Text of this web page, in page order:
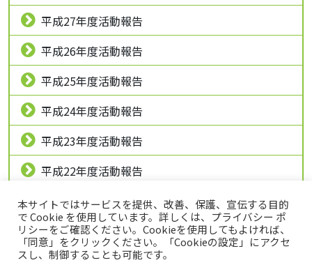
平成27年度活動報告
平成26年度活動報告
平成25年度活動報告
平成24年度活動報告
平成23年度活動報告
平成22年度活動報告
平成21年度活動報告
トップページ プライバシーポリシー
本サイトではサービスを提供、改善、保護、宣伝する目的
で Cookie を使用しています。詳しくは、プライバシー ポ
リシーをご確認ください。Cookieを使用してもよければ、
「同意」をクリックください。「Cookieの設定」にアクセ
スし、制御することも可能です。